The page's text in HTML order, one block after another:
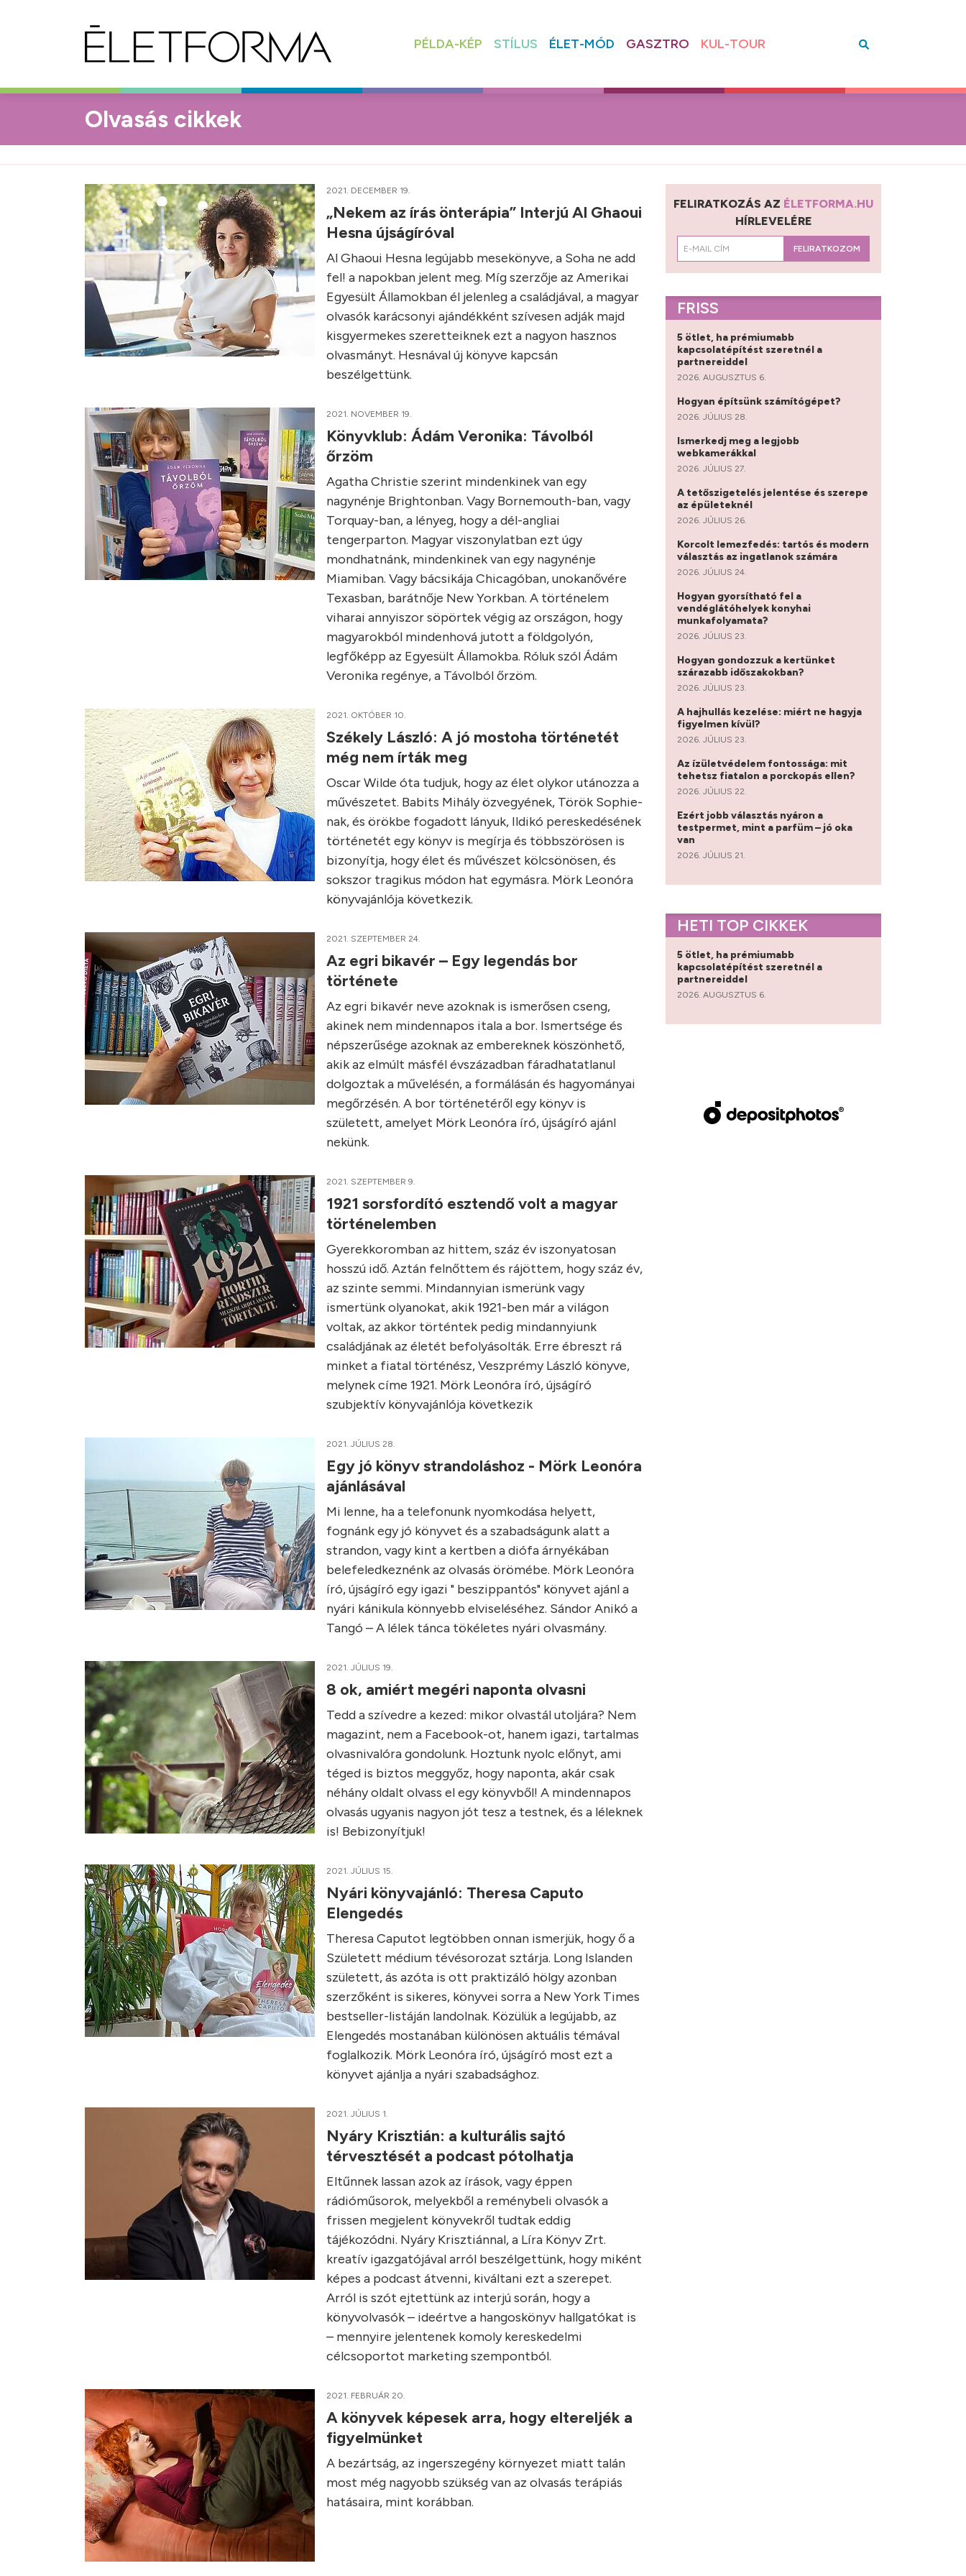
PÉLDA-KÉP STÍLUS ÉLET-MÓD GASZTRO KUL-TOUR
Olvasás cikkek
2021. DECEMBER 19.
„Nekem az írás önterápia” Interjú Al Ghaoui
Hesna újságíróval
Al Ghaoui Hesna legújabb mesekönyve, a Soha ne add
fel! a napokban jelent meg. Míg szerzője az Amerikai
Egyesült Államokban él jelenleg a családjával, a magyar
olvasók karácsonyi ajándékként szívesen adják majd
kisgyermekes szeretteiknek ezt a nagyon hasznos
olvasmányt. Hesnával új könyve kapcsán
beszélgettünk.
2021. NOVEMBER 19.
Könyvklub: Ádám Veronika: Távolból
őrzöm
Agatha Christie szerint mindenkinek van egy
nagynénje Brightonban. Vagy Bornemouth-ban, vagy
Torquay-ban, a lényeg, hogy a dél-angliai
tengerparton. Magyar viszonylatban ezt úgy
mondhatnánk, mindenkinek van egy nagynénje
Miamiban. Vagy bácsikája Chicagóban, unokanővére
Texasban, barátnője New Yorkban. A történelem
viharai annyiszor söpörtek végig az országon, hogy
magyarokból mindenhová jutott a földgolyón,
legfőképp az Egyesült Államokba. Róluk szól Ádám
Veronika regénye, a Távolból őrzöm.
2021. OKTÓBER 10.
Székely László: A jó mostoha történetét
még nem írták meg
Oscar Wilde óta tudjuk, hogy az élet olykor utánozza a
művészetet. Babits Mihály özvegyének, Török Sophie-
nak, és örökbe fogadott lányuk, Ildikó pereskedésének
történetét egy könyv is megírja és többszörösen is
bizonyítja, hogy élet és művészet kölcsönösen, és
sokszor tragikus módon hat egymásra. Mörk Leonóra
könyvajánlója következik.
2021. SZEPTEMBER 24.
Az egri bikavér – Egy legendás bor
története
Az egri bikavér neve azoknak is ismerősen cseng,
akinek nem mindennapos itala a bor. Ismertsége és
népszerűsége azoknak az embereknek köszönhető,
akik az elmúlt másfél évszázadban fáradhatatlanul
dolgoztak a művelésén, a formálásán és hagyományai
megőrzésén. A bor történetéről egy könyv is
született, amelyet Mörk Leonóra író, újságíró ajánl
nekünk.
2021. SZEPTEMBER 9.
1921 sorsfordító esztendő volt a magyar
történelemben
Gyerekkoromban az hittem, száz év iszonyatosan
hosszú idő. Aztán felnőttem és rájöttem, hogy száz év,
az szinte semmi. Mindannyian ismerünk vagy
ismertünk olyanokat, akik 1921-ben már a világon
voltak, az akkor történtek pedig mindannyiunk
családjának az életét befolyásolták. Erre ébreszt rá
minket a fiatal történész, Veszprémy László könyve,
melynek címe 1921. Mörk Leonóra író, újságíró
szubjektív könyvajánlója következik
2021. JÚLIUS 28.
Egy jó könyv strandoláshoz - Mörk Leonóra
ajánlásával
Mi lenne, ha a telefonunk nyomkodása helyett,
fognánk egy jó könyvet és a szabadságunk alatt a
strandon, vagy kint a kertben a diófa árnyékában
belefeledkeznénk az olvasás örömébe. Mörk Leonóra
író, újságíró egy igazi " beszippantós" könyvet ajánl a
nyári kánikula könnyebb elviseléséhez. Sándor Anikó a
Tangó – A lélek tánca tökéletes nyári olvasmány.
2021. JÚLIUS 19.
8 ok, amiért megéri naponta olvasni
Tedd a szívedre a kezed: mikor olvastál utoljára? Nem
magazint, nem a Facebook-ot, hanem igazi, tartalmas
olvasnivalóra gondolunk. Hoztunk nyolc előnyt, ami
téged is biztos meggyőz, hogy naponta, akár csak
néhány oldalt olvass el egy könyvből! A mindennapos
olvasás ugyanis nagyon jót tesz a testnek, és a léleknek
is! Bebizonyítjuk!
2021. JÚLIUS 15.
Nyári könyvajánló: Theresa Caputo
Elengedés
Theresa Caputot legtöbben onnan ismerjük, hogy ő a
Született médium tévésorozat sztárja. Long Islanden
született, ás azóta is ott praktizáló hölgy azonban
szerzőként is sikeres, könyvei sorra a New York Times
bestseller-listáján landolnak. Közülük a legújabb, az
Elengedés mostanában különösen aktuális témával
foglalkozik. Mörk Leonóra író, újságíró most ezt a
könyvet ajánlja a nyári szabadsághoz.
2021. JÚLIUS 1.
Nyáry Krisztián: a kulturális sajtó
térvesztését a podcast pótolhatja
Eltűnnek lassan azok az írások, vagy éppen
rádióműsorok, melyekből a reménybeli olvasók a
frissen megjelent könyvekről tudtak eddig
tájékozódni. Nyáry Krisztiánnal, a Líra Könyv Zrt.
kreatív igazgatójával arról beszélgettünk, hogy miként
képes a podcast átvenni, kiváltani ezt a szerepet.
Arról is szót ejtettünk az interjú során, hogy a
könyvolvasók – ideértve a hangoskönyv hallgatókat is
– mennyire jelentenek komoly kereskedelmi
célcsoportot marketing szempontból.
2021. FEBRUÁR 20.
A könyvek képesek arra, hogy eltereljék a
figyelmünket
A bezártság, az ingerszegény környezet miatt talán
most még nagyobb szükség van az olvasás terápiás
hatásaira, mint korábban.
FELIRATKOZÁS AZ ÉLETFORMA.HU
HÍRLEVELÉRE
FELIRATKOZOM
FRISS
5 ötlet, ha prémiumabb
kapcsolatépítést szeretnél a
partnereiddel
2026. AUGUSZTUS 6.
Hogyan építsünk számítógépet?
2026. JÚLIUS 28.
Ismerkedj meg a legjobb
webkamerákkal
2026. JÚLIUS 27.
A tetőszigetelés jelentése és szerepe
az épületeknél
2026. JÚLIUS 26.
Korcolt lemezfedés: tartós és modern
választás az ingatlanok számára
2026. JÚLIUS 24.
Hogyan gyorsítható fel a
vendéglátóhelyek konyhai
munkafolyamata?
2026. JÚLIUS 23.
Hogyan gondozzuk a kertünket
szárazabb időszakokban?
2026. JÚLIUS 23.
A hajhullás kezelése: miért ne hagyja
figyelmen kívül?
2026. JÚLIUS 23.
Az ízületvédelem fontossága: mit
tehetsz fiatalon a porckopás ellen?
2026. JÚLIUS 22.
Ezért jobb választás nyáron a
testpermet, mint a parfüm – jó oka
van
2026. JÚLIUS 21.
HETI TOP CIKKEK
5 ötlet, ha prémiumabb
kapcsolatépítést szeretnél a
partnereiddel
2026. AUGUSZTUS 6.